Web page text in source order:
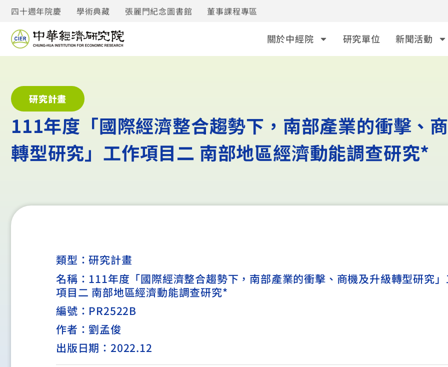
四十週年院慶 學術典藏 張麗門紀念圖書館 董事課程專區
關於中經院 研究單位 新聞活動
研究計畫
111年度「國際經濟整合趨勢下，南部產業的衝擊、
轉型研究」工作項目二 南部地區經濟動能調查研究*
類型：研究計畫
名稱：111年度「國際經濟整合趨勢下，南部產業的衝擊、商機及升級轉型研究
項目二 南部地區經濟動能調查研究*
編號：PR2522B
作者：劉孟俊
出版日期：2022.12